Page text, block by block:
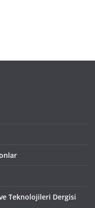
Teknolojileri Dergisi